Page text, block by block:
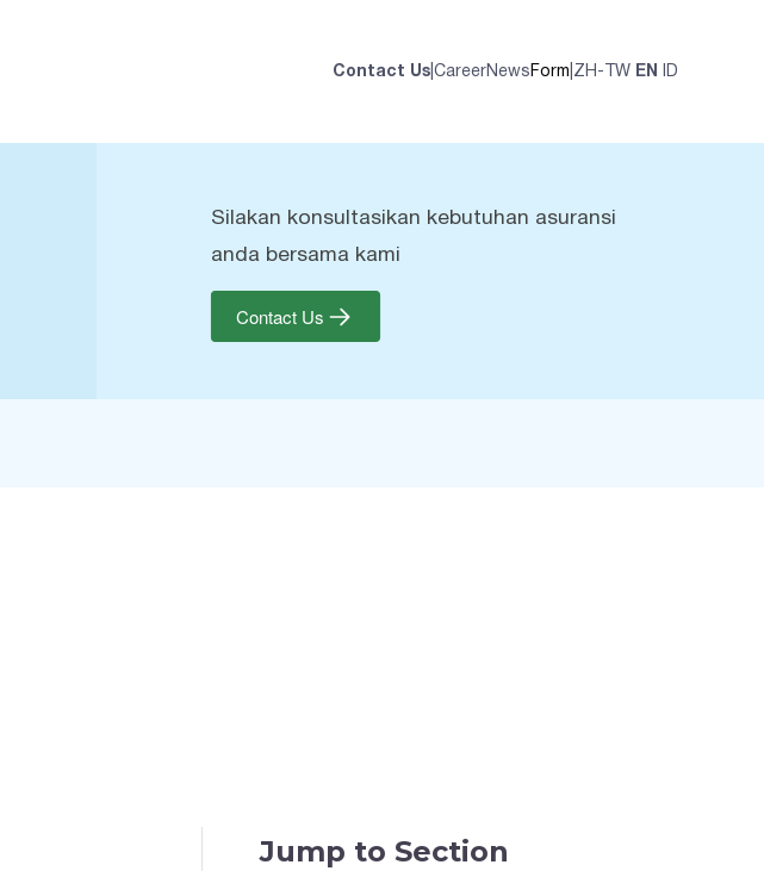
Contact Us CareerNews Form ZH-TW EN ID
Silakan konsultasikan kebutuhan asuransi
anda bersama kami
Contact Us
Jump to Section